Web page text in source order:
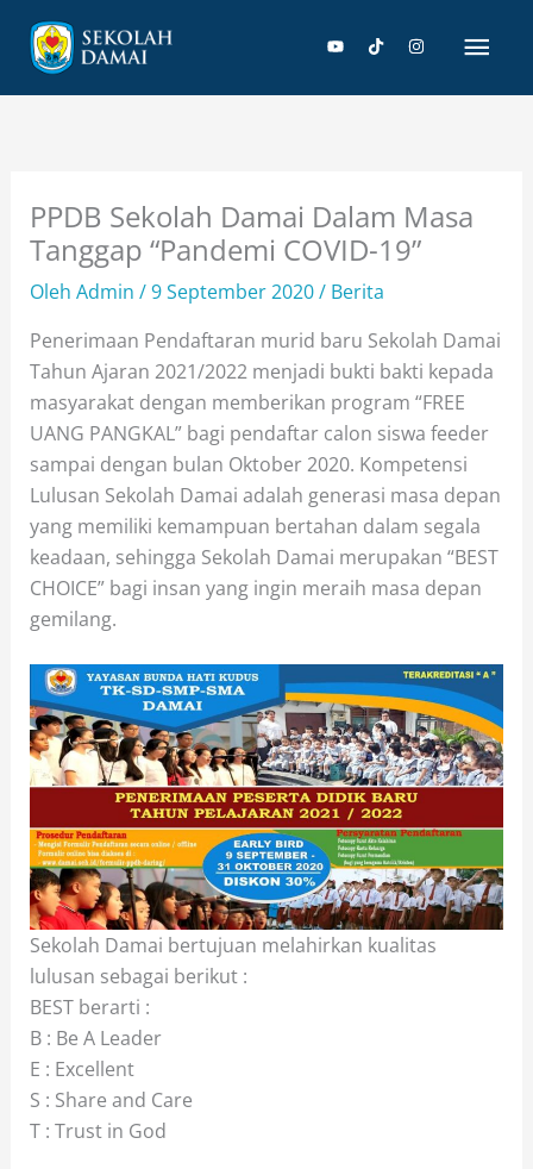
konten
PPDB Sekolah Damai Dalam Masa
Tanggap “Pandemi COVID-19”
Oleh Admin /9 September 2020/ Berita
Penerimaan Pendaftaran murid baru Sekolah Damai
Tahun Ajaran 2021/2022 menjadi bukti bakti kepada
masyarakat dengan memberikan program “FREE
UANG PANGKAL” bagi pendaftar calon siswa feeder
sampai dengan bulan Oktober 2020. Kompetensi
Lulusan Sekolah Damai adalah generasi masa depan
yang memiliki kemampuan bertahan dalam segala
keadaan, sehingga Sekolah Damai merupakan “BEST
CHOICE” bagi insan yang ingin meraih masa depan
gemilang.
Sekolah Damai bertujuan melahirkan kualitas
lulusan sebagai berikut :
BEST berarti :
B : Be A Leader
E : Excellent
S : Share and Care
T : Trust in God